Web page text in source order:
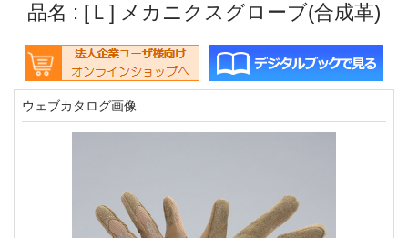
品名 : [Ｌ] メカニクスグローブ(合成革)
ウェブカタログ画像